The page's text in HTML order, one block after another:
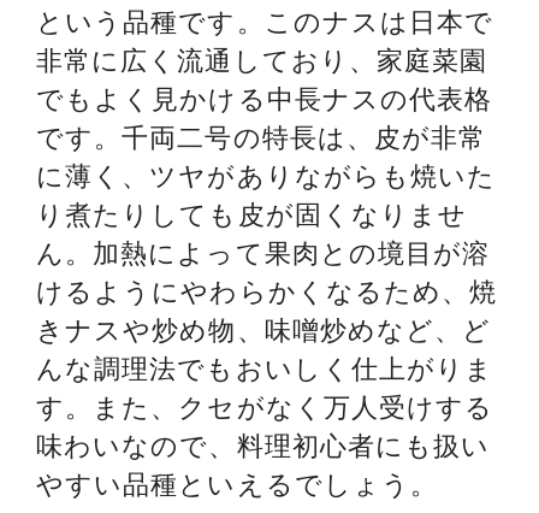
という品種です。このナスは日本で
非常に広く流通しており、家庭菜園
でもよく見かける中長ナスの代表格
です。千両二号の特長は、皮が非常
に薄く、ツヤがありながらも焼いた
り煮たりしても皮が固くなりませ
ん。加熱によって果肉との境目が溶
けるようにやわらかくなるため、焼
きナスや炒め物、味噌炒めなど、ど
んな調理法でもおいしく仕上がりま
す。また、クセがなく万人受けする
味わいなので、料理初心者にも扱い
やすい品種といえるでしょう。